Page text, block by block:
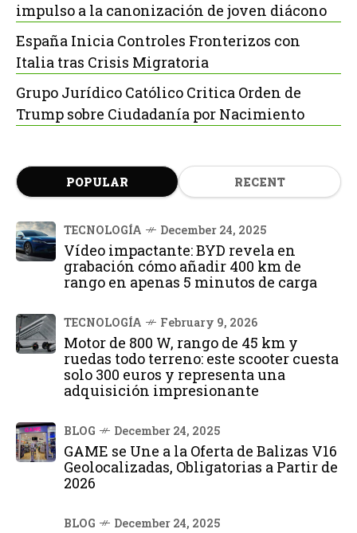
impulso a la canonización de joven diácono
España Inicia Controles Fronterizos con
Italia tras Crisis Migratoria
Grupo Jurídico Católico Critica Orden de
Trump sobre Ciudadanía por Nacimiento
POPULAR RECENT
TECNOLOGÍA December 24, 2025
Vídeo impactante: BYD revela en
grabación cómo añadir 400 km de
rango en apenas 5 minutos de carga
TECNOLOGÍA February 9, 2026
Motor de 800 W, rango de 45 km y
ruedas todo terreno: este scooter cuesta
solo 300 euros y representa una
adquisición impresionante
BLOG December 24, 2025
GAME se Une a la Oferta de Balizas V16
Geolocalizadas, Obligatorias a Partir de
2026
BLOG December 24, 2025